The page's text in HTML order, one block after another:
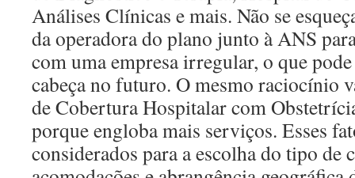
Análises Clínicas e mais. Não se
da operadora do plano junto à ANS
com uma empresa irregular, o que
cabeça no futuro. O mesmo raciocínio
de Cobertura Hospitalar com
porque engloba mais serviços. Esses
considerados para a escolha do tipo de